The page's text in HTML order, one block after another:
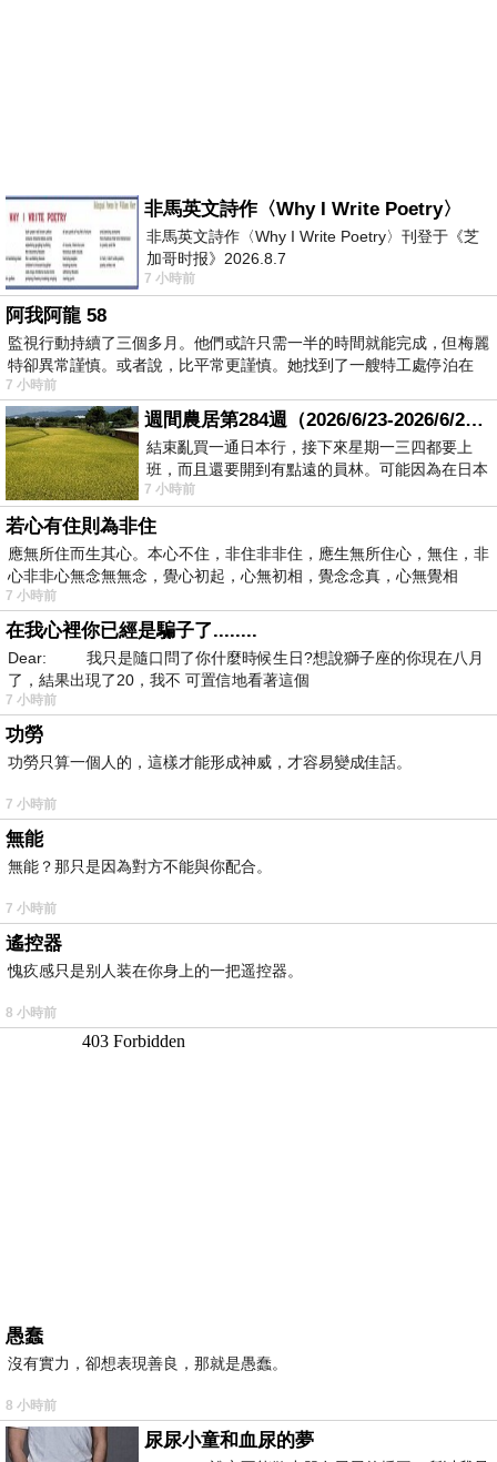
非馬英文詩作〈Why I Write Poetry〉
非馬英文詩作〈Why I Write Poetry〉刊登于《芝
加哥时报》2026.8.7
7 小時前
阿我阿龍 58
監視行動持續了三個多月。他們或許只需一半的時間就能完成，但梅麗
特卻異常謹慎。或者說，比平常更謹慎。她找到了一艘特工處停泊在
7 小時前
週間農居第284週（2026/6/23-2026/6/24) 夏至 金黃稻浪洋溢豐收喜悅
結束亂買一通日本行，接下來星期一三四都要上
班，而且還要開到有點遠的員林。可能因為在日本
花不少錢，星期一出門上班時，心裡沒有一
7 小時前
若心有住則為非住
應無所住而生其心。本心不住，非住非非住，應生無所住心，無住，非
心非非心無念無無念，覺心初起，心無初相，覺念念真，心無覺相
7 小時前
在我心裡你已經是騙子了........
Dear: 我只是隨口問了你什麼時候生日?想說獅子座的你現在八月
了，結果出現了20，我不 可置信地看著這個
7 小時前
功勞
功勞只算一個人的，這樣才能形成神威，才容易變成佳話。
7 小時前
無能
無能？那只是因為對方不能與你配合。
7 小時前
遙控器
愧疚感只是别人装在你身上的一把遥控器。
8 小時前
愚蠢
沒有實力，卻想表現善良，那就是愚蠢。
8 小時前
尿尿小童和血尿的夢